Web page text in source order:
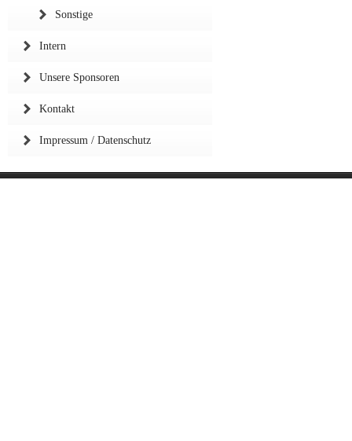
Sonstige
Intern
Unsere Sponsoren
Kontakt
Impressum / Datenschutz